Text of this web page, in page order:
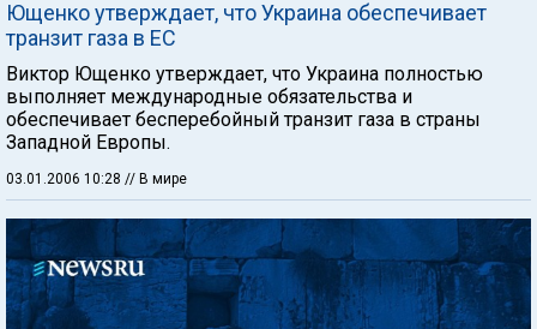
Ющенко утверждает, что Украина обеспечивает
транзит газа в ЕС
Виктор Ющенко утверждает, что Украина полностью
выполняет международные обязательства и
обеспечивает бесперебойный транзит газа в страны
Западной Европы.
03.01.2006 10:28 // В мире